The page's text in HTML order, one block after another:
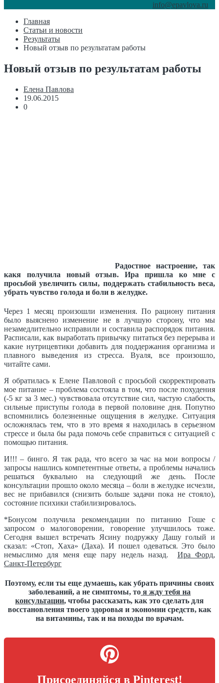
info@epavlova.ru
Главная
Статьи и новости
Результаты
Новый отзыв по результатам работы
Новый отзыв по результатам работы
Елена Павлова
19.06.2015
0
Радостное настроение, так
какя получила новый отзыв. Ира пришла ко мне с
просьбой увеличить силы, поддержать стабильность веса,
убрать чувство голода и боли в желудке.
Через 1 месяц произошли изменения. По рациону питания
было выяснено изменение не в лучшую сторону, что мы
незамедлительно исправили и составила распорядок питания.
Расписали, как выработать привычку питаться без перерыва и
какие нутрицевтики добавить для поддержания организма и
плавного выведения из стресса. Вуаля, все произошло,
читайте сами.
Я обратилась к Елене Павловой с просьбой скорректировать
мое питание – проблема состояла в том, что после похудения
(-5 кг за 3 мес.) чувствовала отсутствие сил, частую слабость,
сильные приступы голода в первой половине дня. Попутно
вспомнились болезненные ощущения в желудке. Ситуация
осложнялась тем, что в это время я находилась в серьезном
стрессе и была бы рада помочь себе справиться с ситуацией с
помощью питания.
И!!! – бинго. Я так рада, что всего за час на мои вопросы /
запросы нашлись компетентные ответы, а проблемы начались
решаться буквально на следующий же день. После
консультации прошло около месяца – боли в желудке исчезли,
вес не прибавился (снизить больше задачи пока не стояло),
состояние психики стабилизировалось.
*Бонусом получила рекомендации по питанию Гоше с
запросом о малоговорении, говорение улучшилось тоже.
Сегодня вышел встречать Ясину подружку Дашу голый и
сказал: «Стоп, Хаха» (Даха). И пошел одеваться. Это было
немыслимо для меня еще пару недель назад. Ира Форд,
Санкт-Петербург
Поэтому, если ты еще думаешь, как убрать причины своих
заболеваний, а не симптомы, то я жду тебя на
консультации, чтобы рассказать, как это сделать для
восстановления твоего здоровья и экономии средств, как
на витамины, так и на походы по врачам.
Присоединяйся в Pinterest!